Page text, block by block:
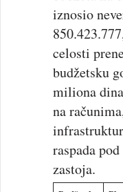
iznosio
celosti
budžetsku
miliona
na
raspada
zastoja.